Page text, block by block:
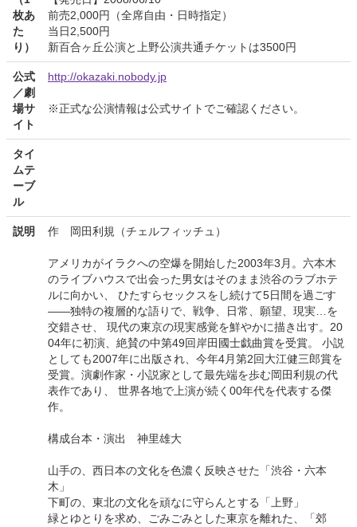
枚あ
た
り）
前売2,000円（全席自由・日時指定）
当日2,500円
新百合ヶ丘公演と上野公演共通チケットは3500円
公式
／劇
場サ
イト
http://okazaki.nobody.jp
※正式な公演情報は公式サイトでご確認ください。
タイ
ムテ
ーブ
ル
説明 作 岡田利規（チェルフィッチュ）
アメリカがイラクへの空爆を開始した2003年3月。六本木
のライブハウスで出会った男女はそのまま渋谷のラブホテ
ルに向かい、 ひたすらセックスをし続けて5日間を過ごす
――独特の複層的な語りで、戦争、日常、願望、現実…を
交錯させ、 現代の東京の現実感覚を鮮やかに描き出す。20
04年に初演、絶賛の中第49回岸田國士戯曲賞を受賞。 小説
としても2007年に出版され、今年4月第2回大江健三郎賞を
受賞。演劇作家・小説家として最先端を歩む岡田利規の代
表作であり、 世界各地で上演が続く00年代を代表する傑
作。
構成台本・演出 神里雄大
山手の、西日本の文化を色濃く反映させた「渋谷・六本
木」
下町の、東北の文化を頑なに守らんとする「上野」
緑とゆとりを求め、ごみごみとした東京を離れた、「郊